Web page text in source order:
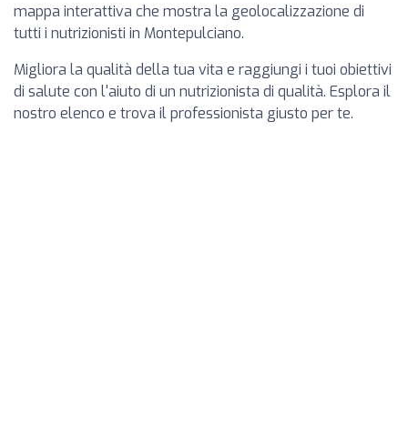
mappa interattiva che mostra la geolocalizzazione di
tutti i nutrizionisti in Montepulciano.
Migliora la qualità della tua vita e raggiungi i tuoi obiettivi
di salute con l'aiuto di un nutrizionista di qualità. Esplora il
nostro elenco e trova il professionista giusto per te.